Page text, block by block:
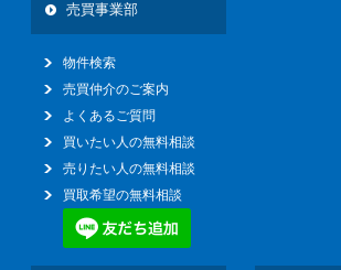
売買事業部
物件検索
売買仲介のご案内
よくあるご質問
買いたい人の無料相談
売りたい人の無料相談
買取希望の無料相談